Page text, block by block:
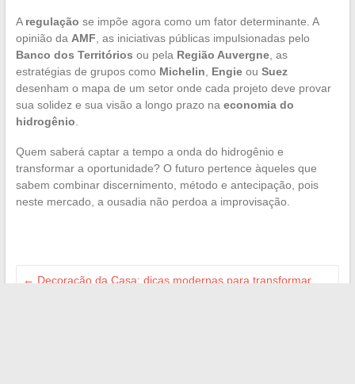
A regulação se impõe agora como um fator determinante. A
opinião da AMF , as iniciativas públicas impulsionadas pelo
Banco dos Territórios ou pela Região Auvergne, as
estratégias de grupos como Michelin Engieou Suez
desenham o mapa de um setor onde cada projeto deve provar
sua solidez e sua visão a longo prazo na economia do
hidrogênio
Quem saberá captar a tempo a onda do hidrogênio e
transformar a oportunidade? O futuro pertence àqueles que
sabem combinar discernimento, método e antecipação, pois
neste mercado, a ousadia não perdoa a improvisação.
← Decoração da Casa: dicas modernas para transformar